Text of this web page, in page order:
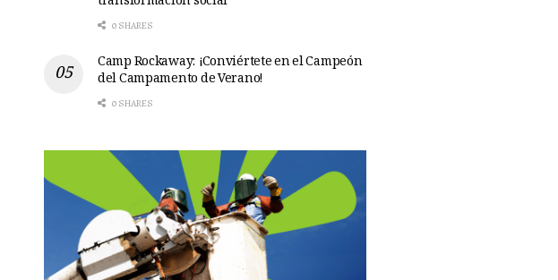
0 SHARES
Camp Rockaway: ¡Conviértete en el Campeón
del Campamento de Verano!
0 SHARES